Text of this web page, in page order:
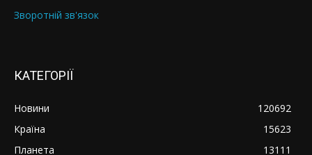
Зворотній зв'язок
КАТЕГОРІЇ
Новини
120692
Країна
15623
Планета
13111